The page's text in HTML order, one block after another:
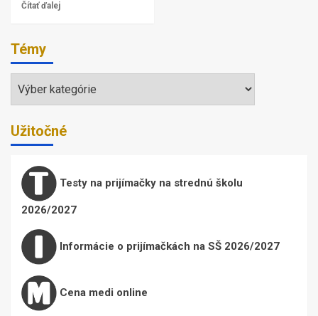
Čítať ďalej
Témy
Témy
Užitočné
Testy na prijímačky na strednú školu
2026/2027
Informácie o prijímačkách na SŠ 2026/2027
Cena medi online